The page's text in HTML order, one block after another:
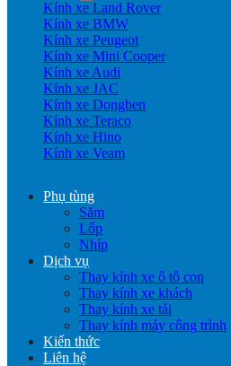
Kính xe Land Rover
Kính xe BMW
Kính xe Peugeot
Kính xe Mini Cooper
Kính xe Audi
Kính xe JAC
Kính xe Dongben
Kính xe Teraco
Kính xe Hino
Kính xe Veam
Phụ tùng
Săm
Lốp
Nhíp
Dịch vụ
Thay kính xe ô tô con
Thay kính xe khách
Thay kính xe tải
Thay kính máy công trình
Kiến thức
Liên hệ